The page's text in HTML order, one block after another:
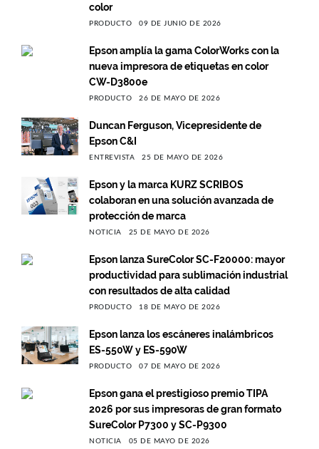
color
PRODUCTO 09 DE JUNIO DE 2026
Epson amplía la gama ColorWorks con la
nueva impresora de etiquetas en color
CW-D3800e
PRODUCTO 26 DE MAYO DE 2026
Duncan Ferguson, Vicepresidente de
Epson C&I
ENTREVISTA 25 DE MAYO DE 2026
Epson y la marca KURZ SCRIBOS
colaboran en una solución avanzada de
protección de marca
NOTICIA 25 DE MAYO DE 2026
Epson lanza SureColor SC-F20000: mayor
productividad para sublimación industrial
con resultados de alta calidad
PRODUCTO 18 DE MAYO DE 2026
Epson lanza los escáneres inalámbricos
ES-550W y ES-590W
PRODUCTO 07 DE MAYO DE 2026
Epson gana el prestigioso premio TIPA
2026 por sus impresoras de gran formato
SureColor P7300 y SC-P9300
NOTICIA 05 DE MAYO DE 2026